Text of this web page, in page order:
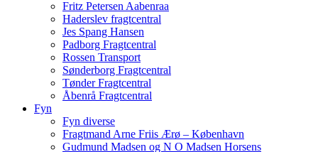
Fritz Petersen Aabenraa
Haderslev fragtcentral
Jes Spang Hansen
Padborg Fragtcentral
Rossen Transport
Sønderborg Fragtcentral
Tønder Fragtcentral
Åbenrå Fragtcentral
Fyn
Fyn diverse
Fragtmand Arne Friis Ærø – København
Gudmund Madsen og N O Madsen Horsens